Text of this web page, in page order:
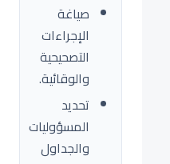
صياغة
الإجراءات
التصحيحية
والوقائية.
تحديد
المسؤوليات
والجداول